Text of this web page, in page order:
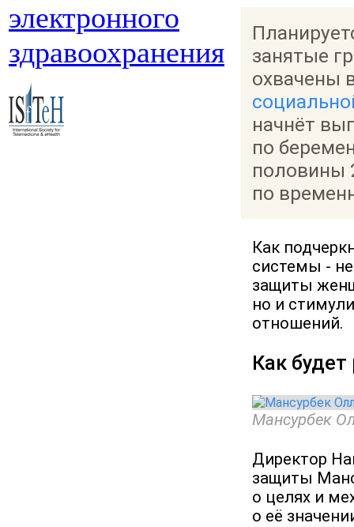
электронного
здравоохранения
занятые
охвачены
начнёт
по
половины
по
Как
системы -
защиты
но и
отношений.
Как
Мансурбек
Директор
защиты
о целях и
о её